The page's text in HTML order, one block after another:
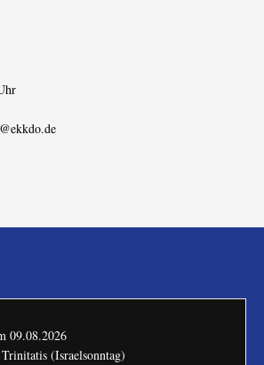
09.08.2026
(Israelsonntag)